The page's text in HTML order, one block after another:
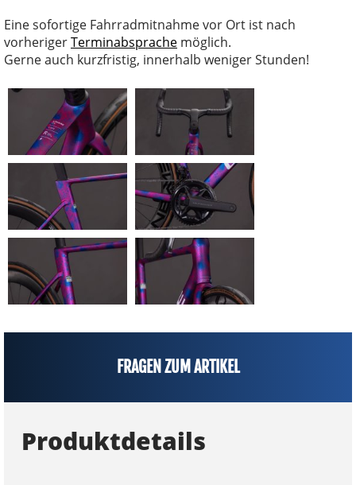
Eine sofortige Fahrradmitnahme vor Ort ist nach
vorherigerTerminabsprache möglich.
Gerne auch kurzfristig, innerhalb weniger Stunden!
FRAGEN ZUM ARTIKEL
Produktdetails